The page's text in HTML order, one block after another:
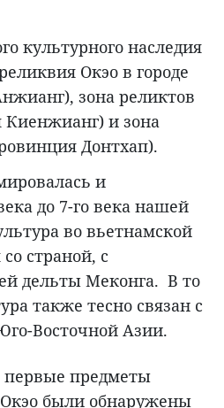
культурного наследия
Oкэo в городе
зона реликтов
и зона
Донтхап).
и
до 7-го века нашей
во вьетнамской
страной, с
дельты Меконга. В то
также тесно связан с
Восточной Азии.
первые предметы
были обнаружены